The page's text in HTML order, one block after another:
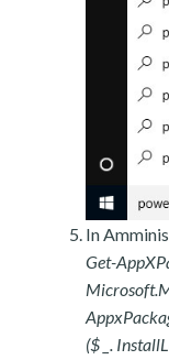
In
Get-
($ _.